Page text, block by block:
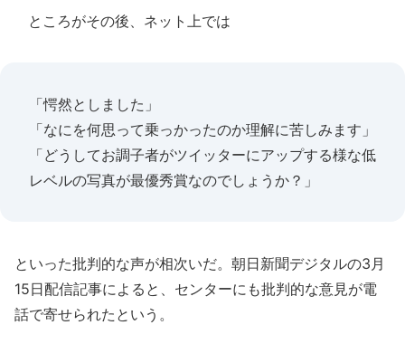
ところがその後、ネット上では
「愕然としました」
「なにを何思って乗っかったのか理解に苦しみます」
「どうしてお調子者がツイッターにアップする様な低
レベルの写真が最優秀賞なのでしょうか？」
といった批判的な声が相次いだ。朝日新聞デジタルの3月
15日配信記事によると、センターにも批判的な意見が電
話で寄せられたという。